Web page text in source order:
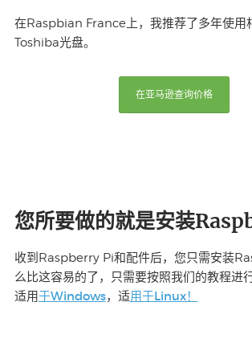
在Raspbian France上，我推荐了多年使用
Toshiba光盘。
在亚马逊查询价格
您所要做的就是安装
收到Raspberry Pi和配件后，您只需安装
么比这容易的了，只需要按照我们的教程进
适用于Windows，适用于Linux！